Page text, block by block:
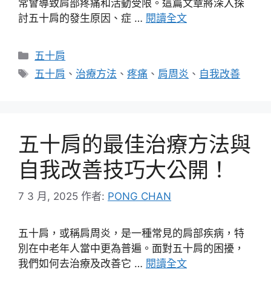
常會導致肩部疼痛和活動受限。這篇文章將深入探
討五十肩的發生原因、症 … 閱讀全文
分
類
五十肩
標
五十肩 、 治療方法 、疼痛 、 肩周炎 、 自我改善
五十肩的最佳治療方法與
自我改善技巧大公開！
7 3 月, 2025 作者: PONG CHAN
五十肩，或稱肩周炎，是一種常見的肩部疾病，特
別在中老年人當中更為普遍。面對五十肩的困擾，
我們如何去治療及改善它 … 閱讀全文